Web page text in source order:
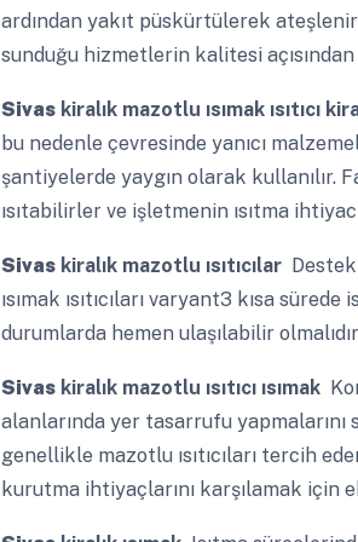
ardından yakıt püskürtülerek
sunduğu hizmetlerin kalitesi
Sivaskiralık mazotlu ısımak ısıtıcı
bu nedenle çevresinde yanıcı
şantiyelerde yaygın olarak kullanılır.
ısıtabilirler ve işletmenin ısıtma
Sivaskiralık mazotlu ısıtıcılarDestek
ısımak ısıtıcıları varyant3 kısa
durumlarda hemen ulaşılabilir
Sivaskiralık mazotlu ısıtıcı ısımak
alanlarında yer tasarrufu
genellikle mazotlu ısıtıcıları tercih
kurutma ihtiyaçlarını karşılamak için